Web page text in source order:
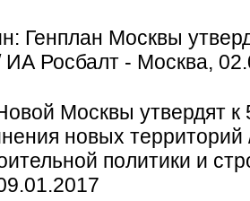
Генплан Москвы
Росбалт - Москва,
Москвы утвердят к
новых территорий
политики и